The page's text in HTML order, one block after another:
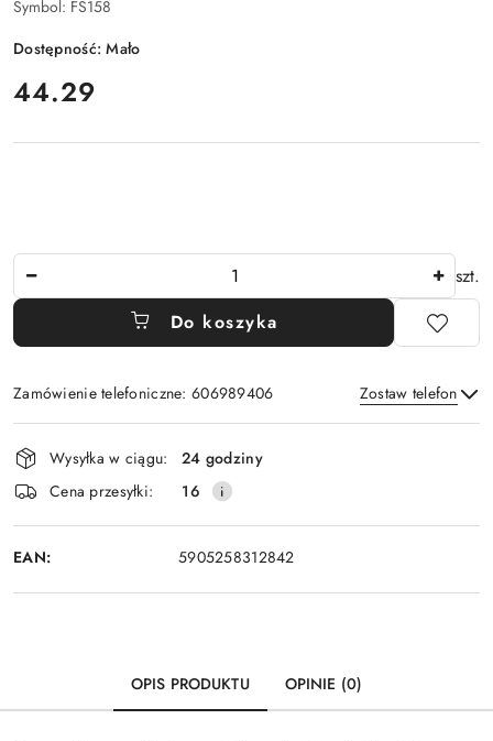
Symbol: FS158
Dostępność:Mało
cena:
44.29
szt.
Do koszyka
Zamówienie telefoniczne: 606989406 Zostaw telefon
Wyślij
Dostępność
i
dostawa
Wysyłka w ciągu:
24 godziny
Cena przesyłki:
16
EAN: 5905258312842
OPIS PRODUKTU OPINIE (0)